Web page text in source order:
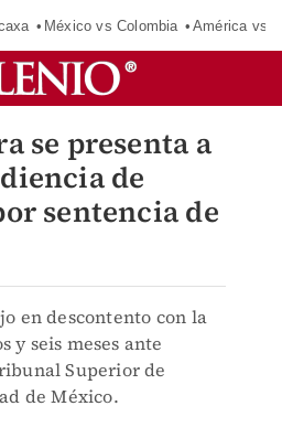
México vs Colombia América vs
se presenta a
de
sentencia de
en descontento con la
y seis meses ante
Superior de
de México.